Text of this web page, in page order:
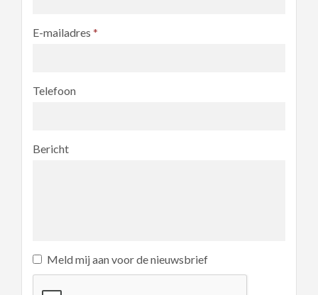
E-mailadres *
Telefoon
Bericht
Meld mij aan voor de nieuwsbrief